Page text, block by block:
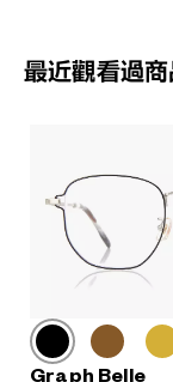
最近觀看過商
Graph Belle